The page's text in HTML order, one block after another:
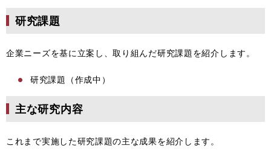
研究課題
企業ニーズを基に立案し、取り組んだ研究課題を紹介します。
研究課題（作成中）
主な研究内容
これまで実施した研究課題の主な成果を紹介します。